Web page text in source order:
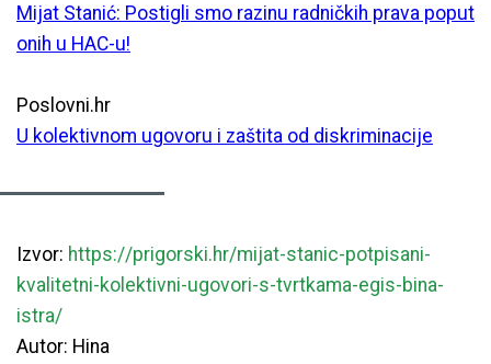
Mijat Stanić: Postigli smo razinu radničkih prava poput
onih u HAC-u!
Poslovni.hr
U kolektivnom ugovoru i zaštita od diskriminacije
Izvor: https://prigorski.hr/mijat-stanic-potpisani-
kvalitetni-kolektivni-ugovori-s-tvrtkama-egis-bina-
istra/
Autor: Hina